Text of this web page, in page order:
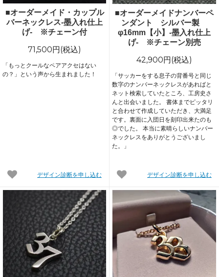
■オーダーメイド・カップル
バーネックレス-墨入れ仕上
げ- ※チェーン付
71,500円(税込)
「もっとクールなペアアクセはない
の？」という声から生まれました！
デザイン診断を申し込む
■オーダーメイドナンバーペ
ンダント シルバー製
φ16mm【小】-墨入れ仕上
げ- ※チェーン別売
42,900円(税込)
「サッカーをする息子の背番号と同じ
数字のナンバーネックレスがあればと
ネット検索していたところ、工房史さ
んと出会いました。 書体までピッタリ
と合わせて作成していただき、大満足
です。裏面に入団日を刻印出来たのも
◎でした。 本当に素晴らしいナンバー
ネックレスをありがとうございまし
た。」
デザイン診断を申し込む